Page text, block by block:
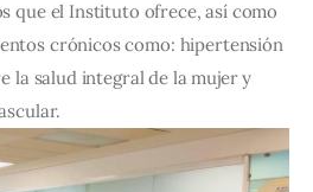
que el Instituto ofrece, así como
crónicos como: hipertensión
la salud integral de la mujer y